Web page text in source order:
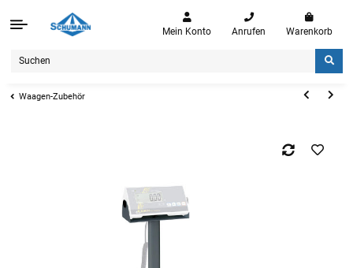
Mein Konto Anrufen Warenkorb
Waagen-Zubehör